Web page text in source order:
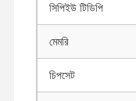
সিপিইউ টিডিপি
মেমরি
চিপসেট